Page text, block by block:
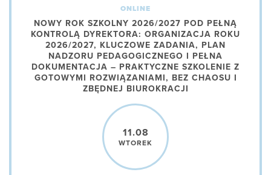
ONLINE
NOWY ROK SZKOLNY 2026/2027 POD PEŁNĄ
KONTROLĄ DYREKTORA: ORGANIZACJA ROKU
2026/2027, KLUCZOWE ZADANIA, PLAN
NADZORU PEDAGOGICZNEGO I PEŁNA
DOKUMENTACJA – PRAKTYCZNE SZKOLENIE Z
GOTOWYMI ROZWIĄZANIAMI, BEZ CHAOSU I
ZBĘDNEJ BIUROKRACJI
11.08
WTOREK